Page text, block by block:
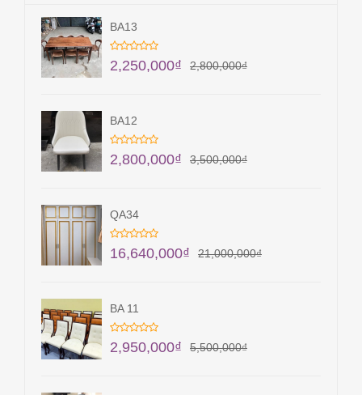
BA13
2,800,000₫
2,250,000₫
BA12
3,500,000₫
2,800,000₫
QA34
21,000,000₫
16,640,000₫
BA 11
5,500,000₫
2,950,000₫